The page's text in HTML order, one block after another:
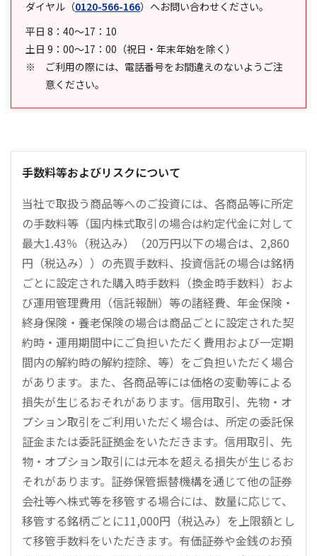
ダイヤル （0120-566-166） へお問い合わせください。
平日 8：40～17：10
土日 9：00～17：00（祝日・年末年始を除く）
ご利用の際には、電話番号をお間違えのないようご注
意ください。
手数料等およびリスクについて
当社で取扱う商品等へのご投資には、各商品等に所定
の手数料等（国内株式取引の場合は約定代金に対して
最大1.43％（税込み）（20万円以下の場合は、2,860
円（税込み））の売買手数料、投資信託の場合は銘柄
ごとに設定された購入時手数料（換金時手数料）およ
び運用管理費用（信託報酬）等の諸経費、年金保険・
終身保険・養老保険の場合は商品ごとに設定された契
約時・運用期間中にご負担いただく費用および一定期
間内の解約時の解約控除、等）をご負担いただく場合
があります。また、各商品等には価格の変動等による
損失が生じるおそれがあります。信用取引、先物・オ
プション取引をご利用いただく場合は、所定の委託保
証金または委託証拠金をいただきます。信用取引、先
物・オプション取引には元本を超える損失が生じるお
それがあります。証券保管振替機構を通じて他の証券
会社等へ株式等を移管する場合には、数量に応じて、
移管する銘柄ごとに11,000円（税込み）を上限額とし
て移管手数料をいただきます。有価証券や金銭のお預